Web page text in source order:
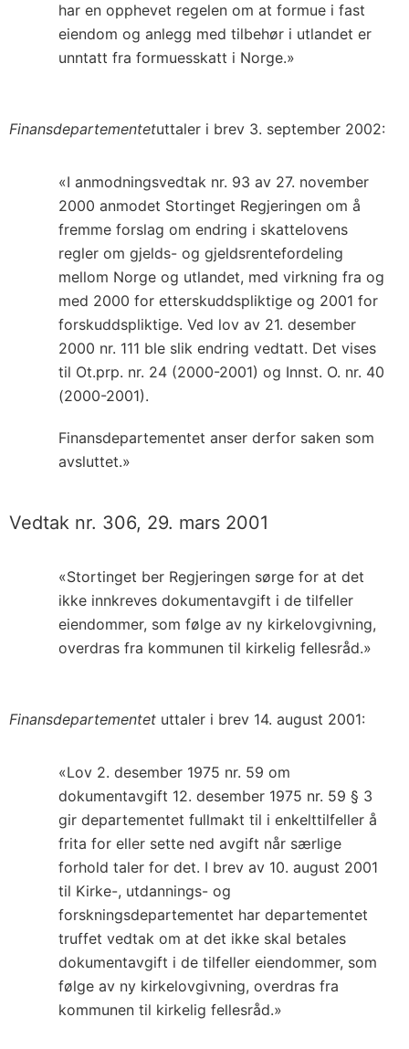
har en opphevet regelen om at formue i fast
eiendom og anlegg med tilbehør i utlandet er
unntatt fra formuesskatt i Norge.»
Finansdepartementetuttaler i brev 3. september 2002:
«I anmodningsvedtak nr. 93 av 27. november
2000 anmodet Stortinget Regjeringen om å
fremme forslag om endring i skattelovens
regler om gjelds- og gjeldsrentefordeling
mellom Norge og utlandet, med virkning fra og
med 2000 for etterskuddspliktige og 2001 for
forskuddspliktige. Ved lov av 21. desember
2000 nr. 111 ble slik endring vedtatt. Det vises
til Ot.prp. nr. 24 (2000-2001) og Innst. O. nr. 40
(2000-2001).
Finansdepartementet anser derfor saken som
avsluttet.»
Vedtak nr. 306, 29. mars 2001
«Stortinget ber Regjeringen sørge for at det
ikke innkreves dokumentavgift i de tilfeller
eiendommer, som følge av ny kirkelovgivning,
overdras fra kommunen til kirkelig fellesråd.»
Finansdepartementet uttaler i brev 14. august 2001:
«Lov 2. desember 1975 nr. 59 om
dokumentavgift 12. desember 1975 nr. 59 § 3
gir departementet fullmakt til i enkelttilfeller å
frita for eller sette ned avgift når særlige
forhold taler for det. I brev av 10. august 2001
til Kirke-, utdannings- og
forskningsdepartementet har departementet
truffet vedtak om at det ikke skal betales
dokumentavgift i de tilfeller eiendommer, som
følge av ny kirkelovgivning, overdras fra
kommunen til kirkelig fellesråd.»